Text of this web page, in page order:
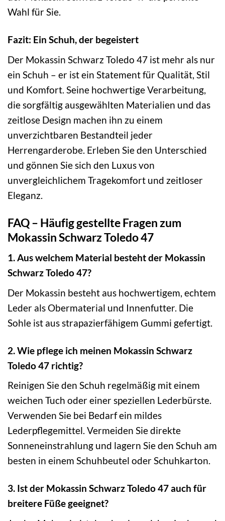
Wahl für Sie.
Fazit: Ein Schuh, der begeistert
Der Mokassin Schwarz Toledo 47 ist mehr als nur
ein Schuh – er ist ein Statement für Qualität, Stil
und Komfort. Seine hochwertige Verarbeitung,
die sorgfältig ausgewählten Materialien und das
zeitlose Design machen ihn zu einem
unverzichtbaren Bestandteil jeder
Herrengarderobe. Erleben Sie den Unterschied
und gönnen Sie sich den Luxus von
unvergleichlichem Tragekomfort und zeitloser
Eleganz.
FAQ – Häufig gestellte Fragen zum
Mokassin Schwarz Toledo 47
1. Aus welchem Material besteht der Mokassin
Schwarz Toledo 47?
Der Mokassin besteht aus hochwertigem, echtem
Leder als Obermaterial und Innenfutter. Die
Sohle ist aus strapazierfähigem Gummi gefertigt.
2. Wie pflege ich meinen Mokassin Schwarz
Toledo 47 richtig?
Reinigen Sie den Schuh regelmäßig mit einem
weichen Tuch oder einer speziellen Lederbürste.
Verwenden Sie bei Bedarf ein mildes
Lederpflegemittel. Vermeiden Sie direkte
Sonneneinstrahlung und lagern Sie den Schuh am
besten in einem Schuhbeutel oder Schuhkarton.
3. Ist der Mokassin Schwarz Toledo 47 auch für
breitere Füße geeignet?